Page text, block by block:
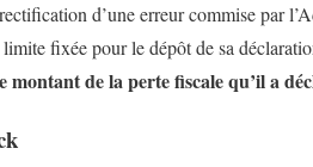
d’une erreur commise par
fixée pour le dépôt de sa
de la perte fiscale qu’il a